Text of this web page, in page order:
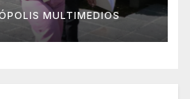
MULTIMEDIOS